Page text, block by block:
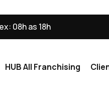
08h as 18h
HUB All Franchising